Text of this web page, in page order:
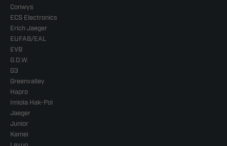
Conwys
ECS Electronics
Erich Jaeger
EUFAB/EAL
EVB
G.D.W.
G3
Greenvalley
Hapro
Imiola Hak-Pol
Jaeger
Junior
Kamei